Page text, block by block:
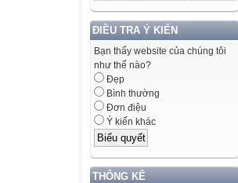
ĐIỀU TRA Ý KIẾN
Bạn thấy website của chúng tôi
như thế nào?
Đẹp
Bình thường
Đơn điệu
Ý kiến khác
THỐNG KÊ